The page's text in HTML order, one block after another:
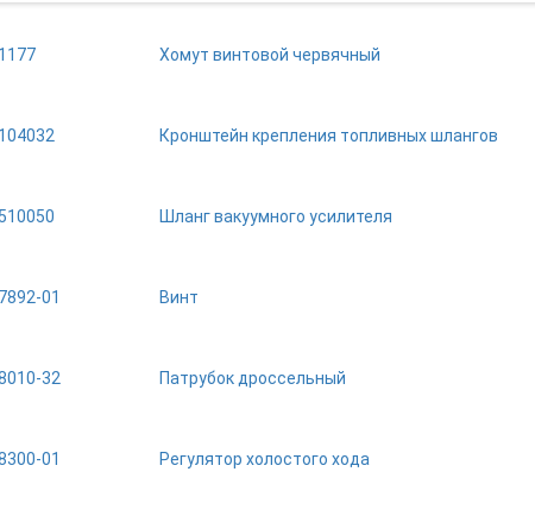
Хомут винтовой червячный
Кронштейн крепления топливных шлангов
Шланг вакуумного усилителя
01 Винт
32 Патрубок дроссельный
01 Регулятор холостого хода